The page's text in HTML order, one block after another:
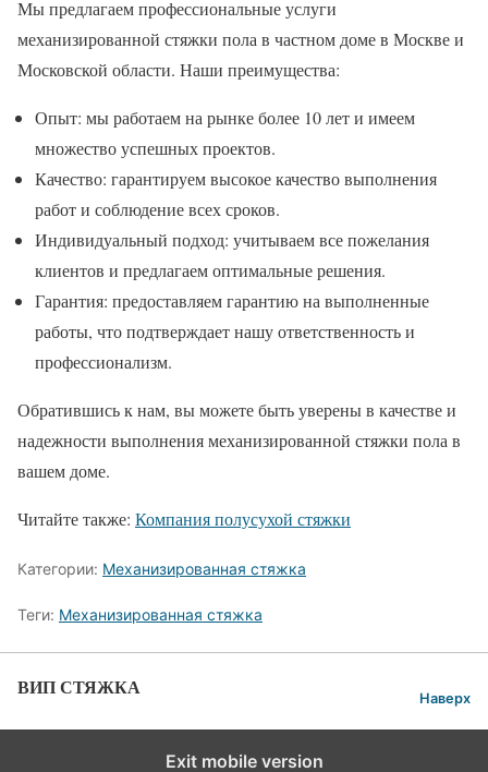
Мы предлагаем профессиональные услуги
механизированной стяжки пола в частном доме в Москве и
Московской области. Наши преимущества:
Опыт: мы работаем на рынке более 10 лет и имеем
множество успешных проектов.
Качество: гарантируем высокое качество выполнения
работ и соблюдение всех сроков.
Индивидуальный подход: учитываем все пожелания
клиентов и предлагаем оптимальные решения.
Гарантия: предоставляем гарантию на выполненные
работы, что подтверждает нашу ответственность и
профессионализм.
Обратившись к нам, вы можете быть уверены в качестве и
надежности выполнения механизированной стяжки пола в
вашем доме.
Читайте также: Компания полусухой стяжки
Категории: Механизированная стяжка
Теги: Механизированная стяжка
ВИП СТЯЖКА Наверх
Exit mobile version